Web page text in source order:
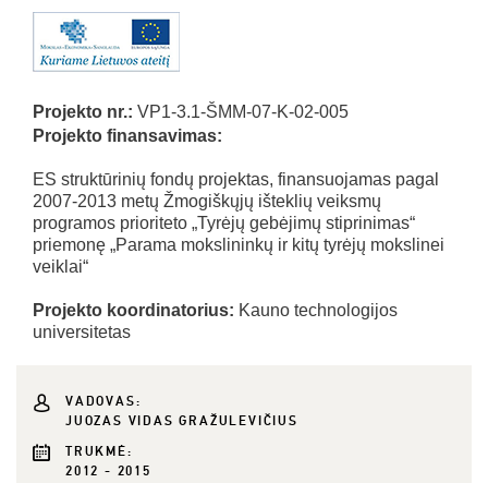
Projekto nr.: VP1-3.1-ŠMM-07-K-02-005
Projekto finansavimas:
ES struktūrinių fondų projektas, finansuojamas pagal
2007-2013 metų Žmogiškųjų išteklių veiksmų
programos prioriteto „Tyrėjų gebėjimų stiprinimas“
priemonę „Parama mokslininkų ir kitų tyrėjų mokslinei
veiklai“
Projekto koordinatorius: Kauno technologijos
universitetas
VADOVAS:
JUOZAS VIDAS GRAŽULEVIČIUS
TRUKMĖ:
2012 - 2015